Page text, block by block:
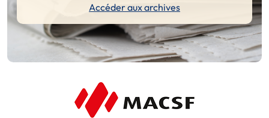
Accéder aux archives